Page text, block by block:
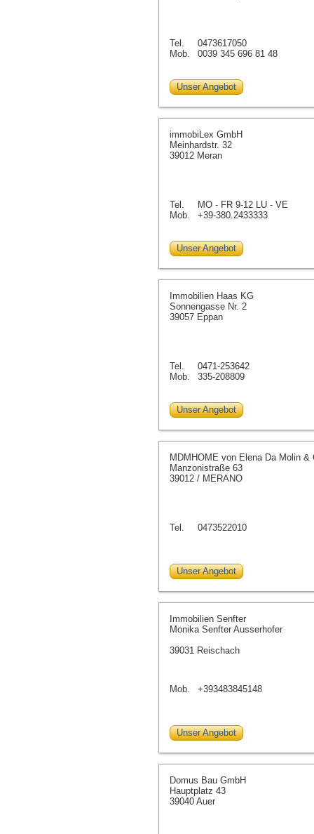
Tel.
0473617050
Mob.
0039 345 696 81 48
Unser Angebot
immobiLex GmbH
Meinhardstr. 32
39012 Meran
Tel.
MO - FR 9-12 LU - VE
Mob.
+39-380.2433333
Unser Angebot
Immobilien Haas KG
Sonnengasse Nr. 2
39057 Eppan
Tel.
0471-253642
Mob.
335-208809
Unser Angebot
MDMHOME von Elena Da Molin &
Manzonistraße 63
39012 / MERANO
Tel. 0473522010
Unser Angebot
Immobilien Senfter
Monika Senfter Ausserhofer
39031 Reischach
Mob. +393483845148
Unser Angebot
Domus Bau GmbH
Hauptplatz 43
39040 Auer